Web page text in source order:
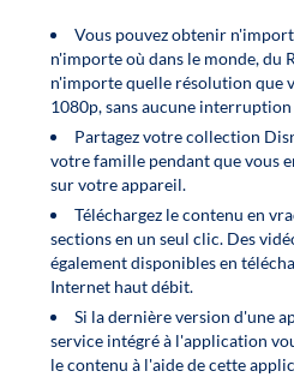
Vous pouvez obtenir
n'importe où dans le monde, du
n'importe quelle résolution que
1080p, sans aucune
Partagez votre collection
votre famille pendant que vous
sur votre appareil.
Téléchargez le contenu en
sections en un seul clic. Des
également disponibles en
Internet haut débit.
Si la dernière version d'une
service intégré à l'application
le contenu à l'aide de cette